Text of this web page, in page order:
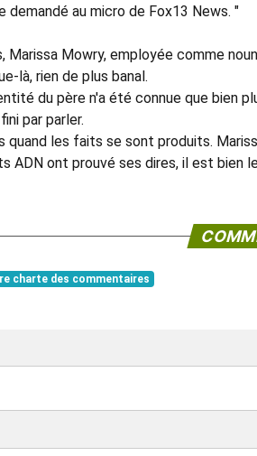
demandé au micro de Fox13 News. "
Marissa Mowry, employée comme
là, rien de plus banal.
du père n'a été connue que bien
par parler.
quand les faits se sont produits.
ADN ont prouvé ses dires, il est bien
charte des commentaires